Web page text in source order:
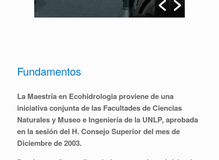
Fundamentos
La Maestría en Ecohidrologia proviene de una
iniciativa conjunta de las Facultades de Ciencias
Naturales y Museo e Ingeniería de la UNLP, aprobada
en la sesión del H. Consejo Superior del mes de
Diciembre de 2003.